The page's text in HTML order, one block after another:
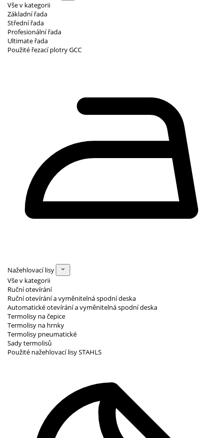
Vše v kategorii
Základní řada
Střední řada
Profesionální řada
Ultimate řada
Použité řezací plotry GCC
Nažehlovací lisy
Vše v kategorii
Ruční otevírání
Ruční otevírání a vyměnitelná spodní deska
Automatické otevírání a vyměnitelná spodní deska
Termolisy na čepice
Termolisy na hrnky
Termolisy pneumatické
Sady termolisů
Použité nažehlovací lisy STAHLS